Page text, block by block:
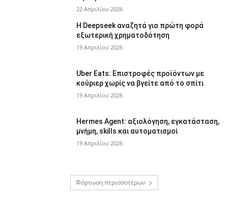
22 Απριλίου 2026
Η Deepseek αναζητά για πρώτη φορά
εξωτερική χρηματοδότηση
19 Απριλίου 2026
Uber Eats: Επιστροφές προϊόντων με
κούριερ χωρίς να βγείτε από το σπίτι
19 Απριλίου 2026
Hermes Agent: αξιολόγηση, εγκατάσταση,
μνήμη, skills και αυτοματισμοί
19 Απριλίου 2026
Φόρτωση περισσοτέρων